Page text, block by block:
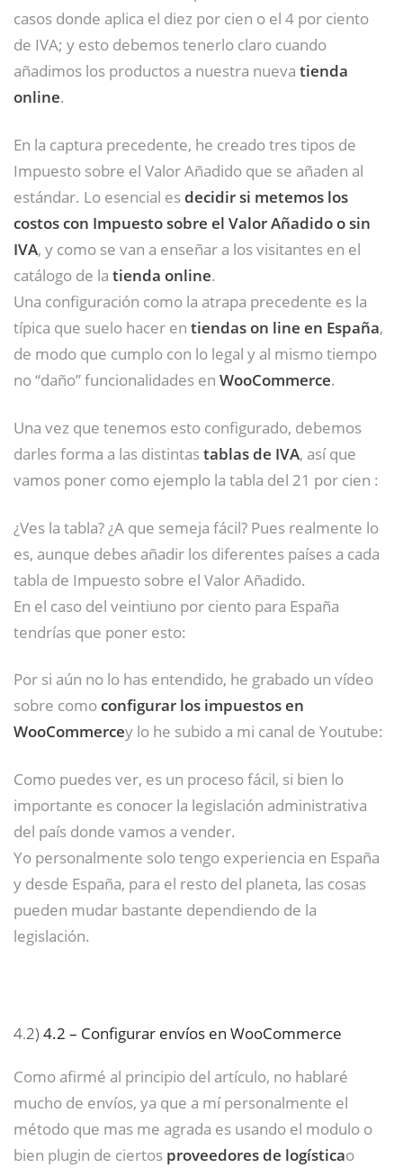
casos donde aplica el diez por cien o el 4 por ciento
de IVA; y esto debemos tenerlo claro cuando
añadimos los productos a nuestra nueva tienda
online.
En la captura precedente, he creado tres tipos de
Impuesto sobre el Valor Añadido que se añaden al
estándar. Lo esencial esdecidir si metemos los
costos con Impuesto sobre el Valor Añadido o sin
IVA, y como se van a enseñar a los visitantes en el
catálogo de la tienda online.
Una configuración como la atrapa precedente es la
típica que suelo hacer en tiendas on line en España,
de modo que cumplo con lo legal y al mismo tiempo
no “daño” funcionalidades en WooCommerce.
Una vez que tenemos esto configurado, debemos
darles forma a las distintastablas de IVA, así que
vamos poner como ejemplo la tabla del 21 por cien :
¿Ves la tabla? ¿A que semeja fácil? Pues realmente lo
es, aunque debes añadir los diferentes países a cada
tabla de Impuesto sobre el Valor Añadido.
En el caso del veintiuno por ciento para España
tendrías que poner esto:
Por si aún no lo has entendido, he grabado un vídeo
sobre comoconfigurar los impuestos en
WooCommercey lo he subido a mi canal de Youtube:
Como puedes ver, es un proceso fácil, si bien lo
importante es conocer la legislación administrativa
del país donde vamos a vender.
Yo personalmente solo tengo experiencia en España
y desde España, para el resto del planeta, las cosas
pueden mudar bastante dependiendo de la
legislación.
4.2) 4.2 – Configurar envíos en WooCommerce
Como afirmé al principio del artículo, no hablaré
mucho de envíos, ya que a mí personalmente el
método que mas me agrada es usando el modulo o
bien plugin de ciertos proveedores de logísticao